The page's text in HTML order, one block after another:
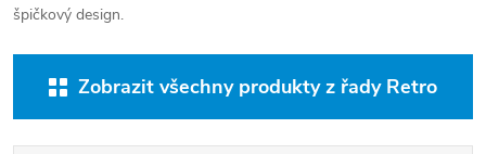
špičkový design.
Zobrazit všechny produkty z řady Retro